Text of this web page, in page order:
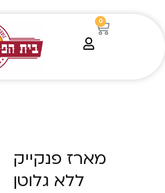
0
מארז פנקייק
ללא גלוטן